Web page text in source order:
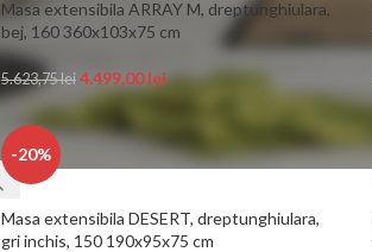
Masa extensibila ARRAY M, dreptunghiulara,
bej, 160 360x103x75 cm
5.623,75lei 4.499,00lei
-20%
Masa extensibila DESERT, dreptunghiulara,
gri inchis, 150 190x95x75 cm